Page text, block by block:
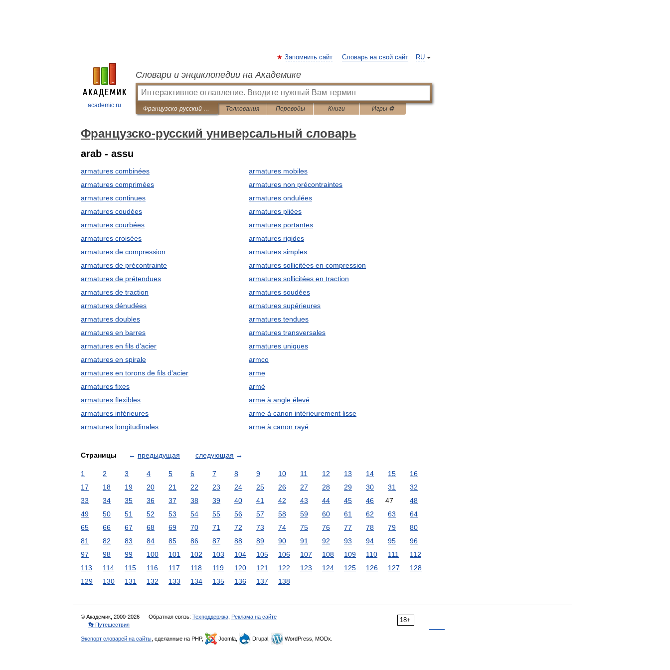
academic.ru
RU
Запомнить сайт Словарь на свой сайт
Словари и энциклопедии на Академике
Французско-русский универсальный словарь Толкования Переводы Книги Игры ⚽
Французско-русский универсальный словарь
arab - assu
armatures combinées
armatures comprimées
armatures continues
armatures coudées
armatures courbées
armatures croisées
armatures de compression
armatures de précontrainte
armatures de prétendues
armatures de traction
armatures dénudées
armatures doubles
armatures en barres
armatures en fils d'acier
armatures en spirale
armatures en torons de fils d'acier
armatures fixes
armatures flexibles
armatures inférieures
armatures longitudinales
armatures mobiles
armatures non précontraintes
armatures ondulées
armatures pliées
armatures portantes
armatures rigides
armatures simples
armatures sollicitées en compression
armatures sollicitées en traction
armatures soudées
armatures supérieures
armatures tendues
armatures transversales
armatures uniques
armco
arme
armé
arme à angle élevé
arme à canon intérieurement lisse
arme à canon rayé
Страницы ← предыдущая следующая →
1 2 3 4 5 6 7 8 9 10 11 12 13 14 15
16
17
18 19 20 21 22 23 24 25 26 27 28 29 30 31
32
33
34 35 36 37 38 39 40 41 42 43 44 45 46 47
48
49
50 51 52 53 54 55 56 57 58 59 60 61 62 63
64
65
66 67 68 69 70 71 72 73 74 75 76 77 78 79
80
81
82 83 84 85 86 87 88 89 90 91 92 93 94 95
96
97
98 99 100 101 102 103 104 105 106 107 108 109 110 111
112
113
114 115 116 117 118 119 120 121 122 123 124 125 126 127
128
129
130 131 132 133 134 135 136 137 138
18+
© Академик, 2000-2026 Обратная связь: Техподдержка Реклама на сайте
👣 Путешествия
Экспорт словарей на сайты , сделанные на PHP, Joomla, Drupal, WordPress, MODx.